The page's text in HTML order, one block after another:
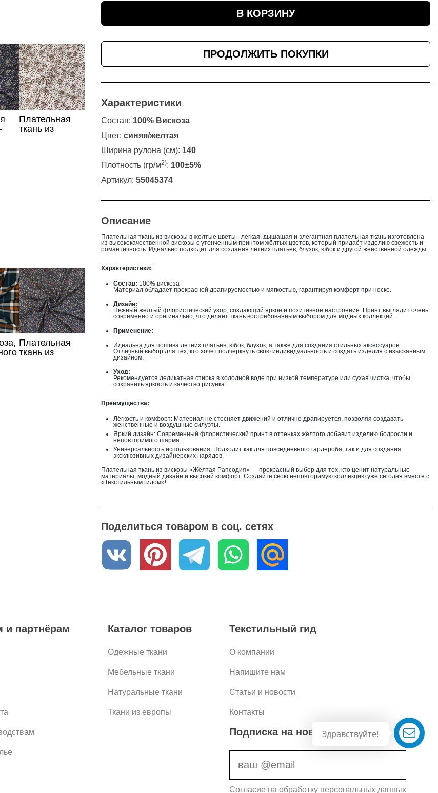
Здравствуйте!
В КОРЗИНУ
ПРОДОЛЖИТЬ ПОКУПКИ
Характеристики
Состав: 100% Вискоза
Цвет: синяя/желтая
Ширина рулона (см): 140
Плотность (гр/м2): 100±5%
Артикул: 55045374
Описание
Плательная ткань из вискозы в желтые цветы - легкая, дышащая и элегантная плательная ткань изготовлена
из высококачественной вискозы с утонченным принтом жёлтых цветов, который придаёт изделию свежесть и
романтичность. Идеально подходит для создания летних платьев, блузок, юбок и другой женственной одежды.
Характеристики:
Состав: 100% вискоза
Материал обладает прекрасной драпируемостью и мягкостью, гарантируя комфорт при носке.
Дизайн:
Нежный жёлтый флористический узор, создающий яркое и позитивное настроение. Принт выглядит очень
современно и оригинально, что делает ткань востребованным выбором для модных коллекций.
Применение:
Идеальна для пошива летних платьев, юбок, блузок, а также для создания стильных аксессуаров.
Отличный выбор для тех, кто хочет подчеркнуть свою индивидуальность и создать изделия с изысканным
дизайном.
Уход:
Рекомендуется деликатная стирка в холодной воде при низкой температуре или сухая чистка, чтобы
сохранить яркость и качество рисунка.
Преимущества:
Лёгкость и комфорт: Материал не стесняет движений и отлично драпируется, позволяя создавать
женственные и воздушные силуэты.
Яркий дизайн: Современный флористический принт в оттенках жёлтого добавит изделию бодрости и
неповторимого шарма.
Универсальность использования: Подходит как для повседневного гардероба, так и для создания
эксклюзивных дизайнерских нарядов.
Плательная ткань из вискозы «Жёлтая Рапсодия» — прекрасный выбор для тех, кто ценит натуральные
материалы, модный дизайн и высокий комфорт. Создайте свою неповторимую коллекцию уже сегодня вместе с
«Текстильным гидом»!
Поделиться товаром в соц. сетях
Плательная
ткань из
Плательная
ткань из
и партнёрам Каталог товаров
Одежные ткани
Мебельные ткани
Натуральные ткани
Ткани из европы
Текстильный гид
О компании
Напишите нам
Статьи и новости
Контакты
Подписка на новости
Согласие на обработку персональных данных